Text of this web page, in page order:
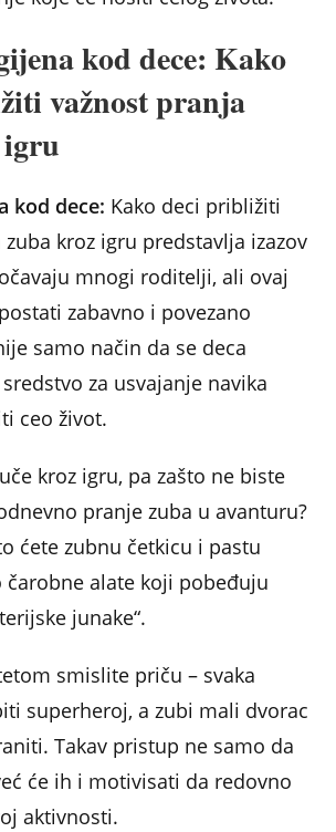
kod dece: Kako
važnost pranja
kod dece: Kako deci približiti
kroz igru predstavlja izazov
mnogi roditelji, ali ovaj
zabavno i povezano
samo način da se deca
za usvajanje navika
ceo život.
kroz igru, pa zašto ne biste
pranje zuba u avanturu?
ćete zubnu četkicu i pastu
čarobne alate koji pobeđuju
junake“.
smislite priču – svaka
superheroj, a zubi mali dvorac
Takav pristup ne samo da
će ih i motivisati da redovno
aktivnosti.